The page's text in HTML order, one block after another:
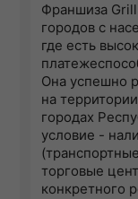
Франшиза
городов с
где есть
Она успешно
на
городах
условие -
торговые
конкретного